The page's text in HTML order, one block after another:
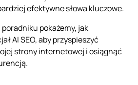
efektywne słowa kluczowe.
pokażemy, jak
AI SEO, aby przyspieszyć
strony internetowej i osiągnąć